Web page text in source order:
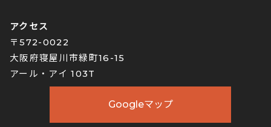
アクセス
〒572-0022
大阪府寝屋川市緑町16-15
アール・アイ 103T
Googleマップ